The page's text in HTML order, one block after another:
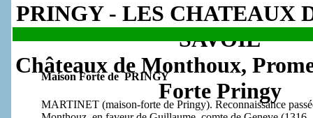
PRINGY - LES CHATEAUX
SAVOIE
Châteaux de Monthoux,
Forte Pringy
Maison Forte de PRINGY
MARTINET (maison-forte de Pringy). Reconnaissance